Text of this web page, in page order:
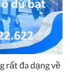
rất đa dạng về